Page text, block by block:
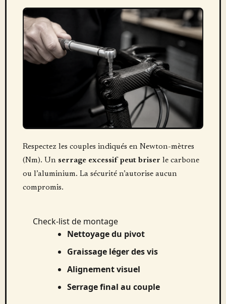
Respectez les couples indiqués en Newton-mètres
(Nm). Un serrage excessif peut briser le carbone
ou l’aluminium. La sécurité n’autorise aucun
compromis.
Check-list de montage
Nettoyage du pivot
Graissage léger des vis
Alignement visuel
Serrage final au couple